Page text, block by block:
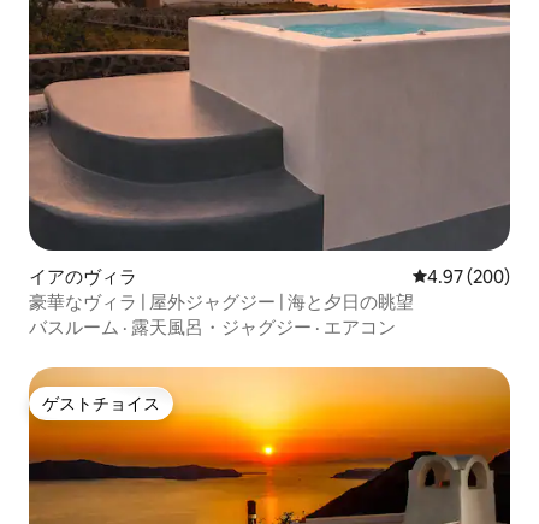
イアのヴィラ レビュー200
4.97 (200)
豪華なヴィラ | 屋外ジャグジー | 海と夕日の眺望
バスルーム · 露天風呂・ジャグジー · エアコン
ゲストチョイス
ゲストチョイス